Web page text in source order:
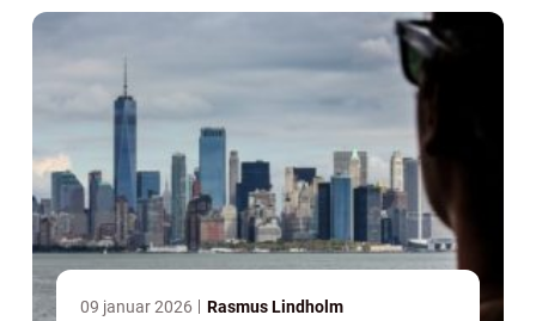
09 januar 2026 Rasmus Lindholm